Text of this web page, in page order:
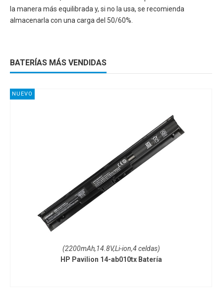
la manera más equilibrada y, si no la usa, se recomienda
almacenarla con una carga del 50/60%.
BATERÍAS MÁS VENDIDAS
NUEVO
(2200mAh,14.8V,Li-ion,4 celdas)
HP Pavilion 14-ab010tx Batería